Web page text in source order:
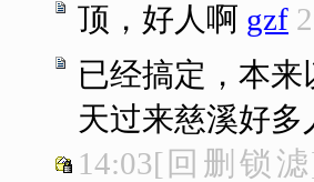
顶，好人啊 gzf
已经搞定，本
天过来慈溪好
14:03[ 回 删 锁 滤